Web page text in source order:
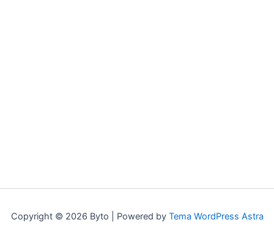
Copyright © 2026 Byto | Powered by Tema WordPress Astra